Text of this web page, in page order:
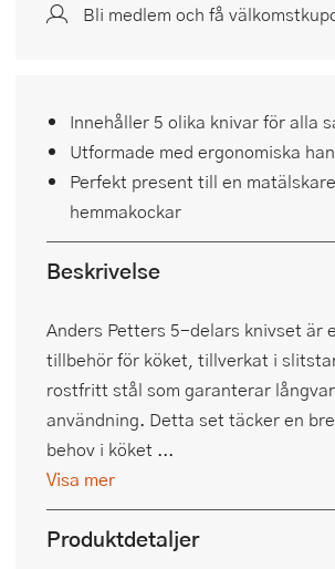
Bli medlem och få
Innehåller 5 olika knivar för alla
Utformade med ergonomiska
Perfekt present till en
hemmakockar
Beskrivelse
Anders Petters 5-delars knivset är
tillbehör för köket, tillverkat i
rostfritt stål som garanterar
användning. Detta set täcker en
behov i köket ...
Visa mer
Produktdetaljer